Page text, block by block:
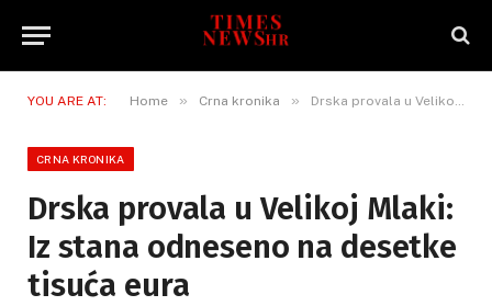
YOU ARE AT: Home » Crna kronika » Drska provala u Velikoj Mlaki: Iz stana odneseno na desetke tisuća eura
CRNA KRONIKA
Drska provala u Velikoj Mlaki:
Iz stana odneseno na desetke
tisuća eura